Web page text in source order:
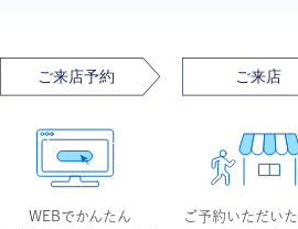
WEBでかんたん
ご予約いただいた